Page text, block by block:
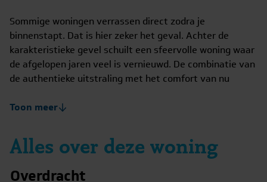
Sommige woningen verrassen direct zodra je
binnenstapt. Dat is hier zeker het geval. Achter de
karakteristieke gevel schuilt een sfeervolle woning waar
de afgelopen jaren veel is vernieuwd. De combinatie van
de authentieke uitstraling met het comfort van nu
samen met de half-open keuken een prettige leefruimte
waar je gemakkelijk met familie of vrienden samenkomt.
kastruimte. Op de begane grond zorgt de
Toon meer
Alles over deze woning
Overdracht